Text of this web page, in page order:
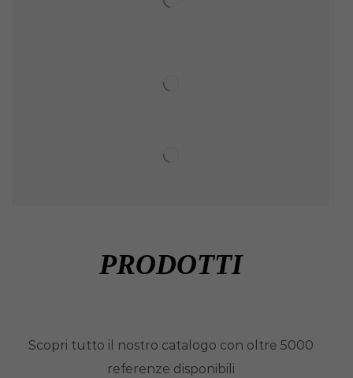
PRODOTTI
Scopri tutto il nostro catalogo con oltre 5000
referenze disponibili